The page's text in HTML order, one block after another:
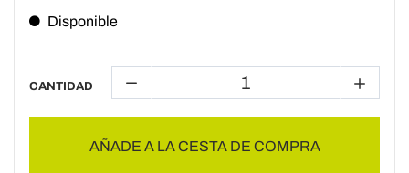
Disponible
CANTIDAD
AÑADE A LA CESTA DE COMPRA